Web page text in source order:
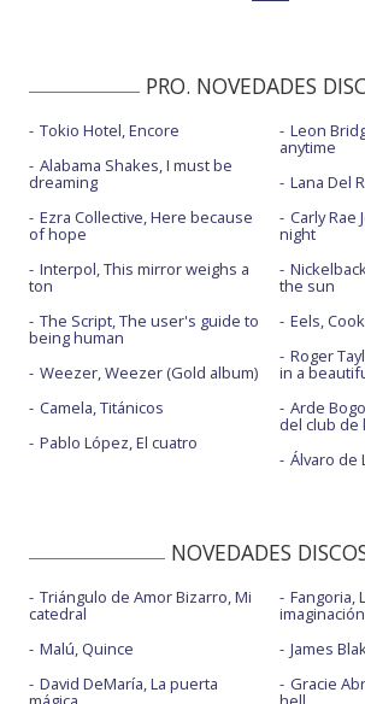
PRO. NOVEDADES
Tokio Hotel, Encore
Alabama Shakes, I must be
dreaming
Ezra Collective, Here because
of hope
Interpol, This mirror weighs a
ton
The Script, The user's guide to
being human
Weezer, Weezer (Gold album)
Camela, Titánicos
Pablo López, El cuatro
Leon
anytime
Lana Del
Carly Rae
night
the sun
Eels,
Roger
in a
Arde
del club de
Álvaro de
NOVEDADES
Triángulo de Amor Bizarro, Mi
catedral
Malú, Quince
David DeMaría, La puerta
Fangoria,
imaginación
James
Gracie